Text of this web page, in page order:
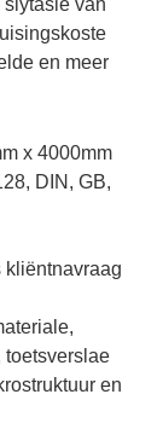
van
en meer
x 4000mm
DIN, GB,
kliëntnavraag
toetsverslae
en